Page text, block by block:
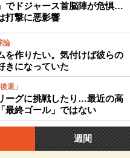
でドジャース首脳陣が危惧…
打撃に悪影響
論
を作りたい。気付けば彼らの
きになっていた
退」
ーグに挑戦したり…最近の高
最終ゴール」ではない
週間